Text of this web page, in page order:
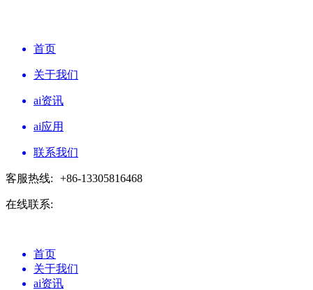
首页
关于我们
ai资讯
ai应用
联系我们
客服热线: +86-13305816468
在线联系:
首页
关于我们
ai资讯